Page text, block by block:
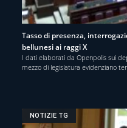
Tasso di presenza,
bellunesi ai raggi X
I dati elaborati da Openpolis sui
mezzo di legislatura evidenziano
NOTIZIE TG